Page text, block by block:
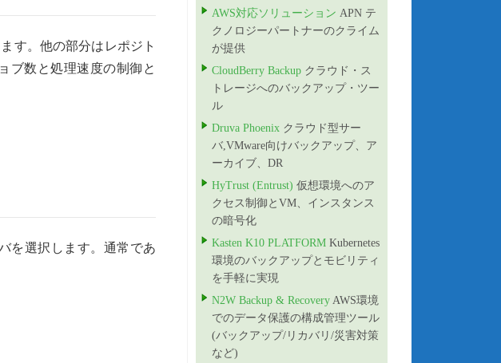
す。他の部分はレポジト
ブ数と処理速度の制御と
を選択します。通常であ
AWS対応ソリューション APN テ
クノロジーパートナーのクライム
が提供
CloudBerry Backup クラウド・ス
トレージへのバックアップ・ツー
ル
Druva Phoenix クラウド型サー
バ,VMware向けバックアップ、ア
ーカイブ、DR
HyTrust (Entrust) 仮想環境へのア
クセス制御とVM、インスタンス
の暗号化
Kasten K10 PLATFORM Kubernetes
環境のバックアップとモビリティ
を手軽に実現
N2W Backup & Recovery AWS環境
でのデータ保護の構成管理ツール
(バックアップ/リカバリ/災害対策
など)